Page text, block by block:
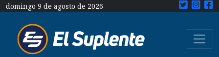
domingo 9 de agosto de 2026